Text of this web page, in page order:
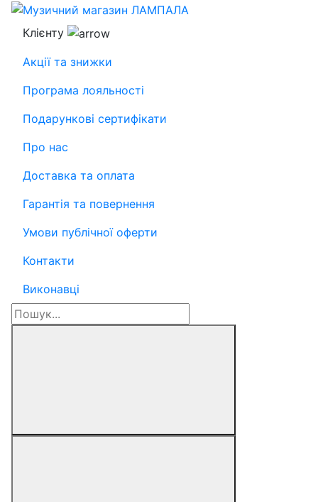
Клієнту
Акції та знижки
Програма лояльності
Подарункові сертифікати
Про нас
Доставка та оплата
Гарантія та повернення
Умови публічної оферти
Контакти
Виконавці